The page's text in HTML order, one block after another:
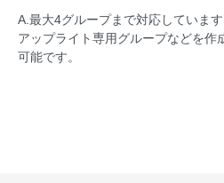
A.最大4グループまで対応しています
アップライト専用グループなどを作
可能です。